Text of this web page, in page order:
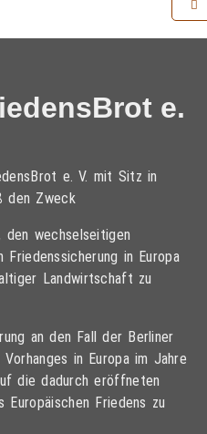
e.
e. V. mit Sitz in
den Zweck
wechselseitigen
Friedenssicherung in Europa
Landwirtschaft zu
an den Fall der Berliner
in Europa im Jahre
die dadurch eröffneten
Europäischen Friedens zu